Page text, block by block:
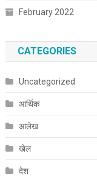
February 2022
CATEGORIES
Uncategorized
आर्थिक
आलेख
खेल
देश